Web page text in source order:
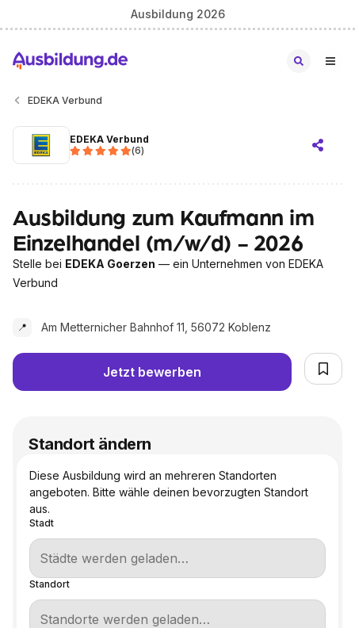
Ausbildung 2026
EDEKA Verbund
EDEKA Verbund
(6)
Ausbildung zum Kaufmann im
Einzelhandel (m/w/d) - 2026
Stelle bei EDEKA Goerzen — ein Unternehmen von EDEKA
Verbund
📍 Am Metternicher Bahnhof 11, 56072 Koblenz
Jetzt bewerben
Standort ändern
Diese Ausbildung wird an mehreren Standorten
angeboten. Bitte wähle deinen bevorzugten Standort
aus.
Stadt
Standort